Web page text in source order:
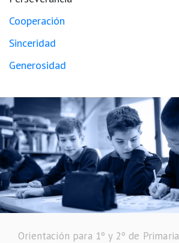
Cooperación
Sinceridad
Generosidad
Orientación para 1º y 2º de Primaria